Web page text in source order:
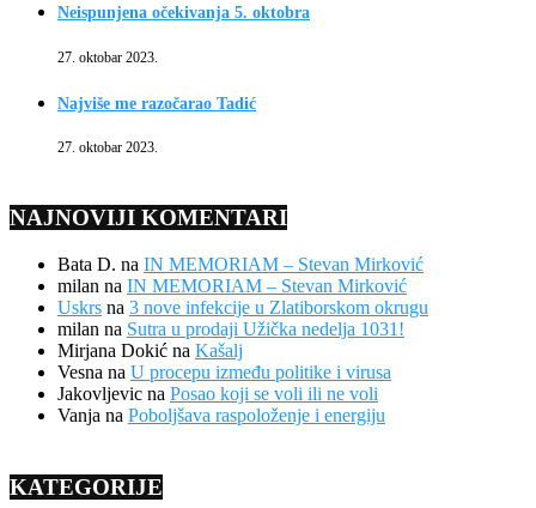
Neispunjena očekivanja 5. oktobra
27. oktobar 2023.
Najviše me razočarao Tadić
27. oktobar 2023.
NAJNOVIJI KOMENTARI
Bata D. na IN MEMORIAM – Stevan Mirković
milan na IN MEMORIAM – Stevan Mirković
Uskrs na 3 nove infekcije u Zlatiborskom okrugu
milan na Sutra u prodaji Užička nedelja 1031!
Mirjana Dokić na Kašalj
Vesna na U procepu između politike i virusa
Jakovljevic na Posao koji se voli ili ne voli
Vanja na Poboljšava raspoloženje i energiju
KATEGORIJE